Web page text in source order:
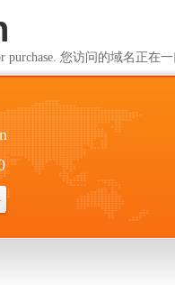
purchase. 您访问的域名正在